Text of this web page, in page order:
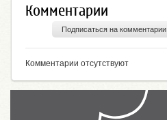
Комментарии
Подписаться на комментарии
Комментарии отсутствуют